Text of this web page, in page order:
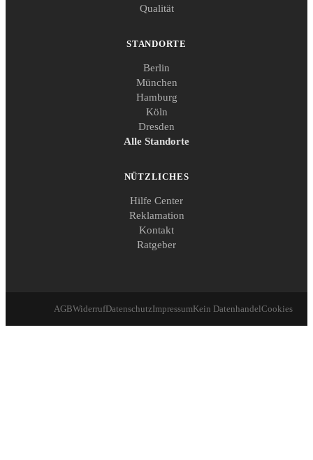
Qualität
STANDORTE
Berlin
München
Hamburg
Köln
Dresden
Alle Standorte
NÜTZLICHES
Hilfe Center
Reklamation
Kontakt
Ratgeber
AGBWiderrufDatenschutzImpressumKein DatenhandelCookies